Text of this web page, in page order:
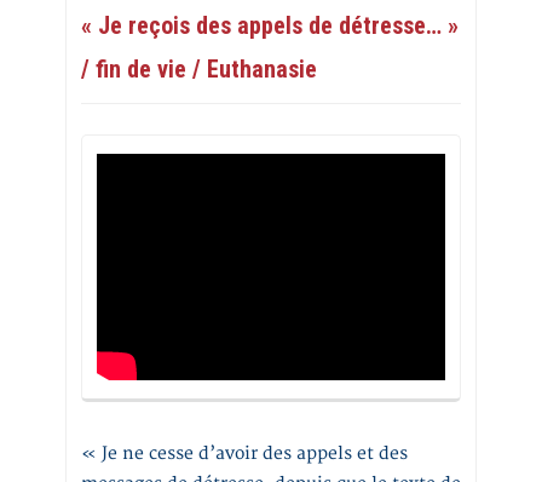
« Je reçois des appels de détresse… »
/ fin de vie / Euthanasie
« Je ne cesse d’avoir des appels et des